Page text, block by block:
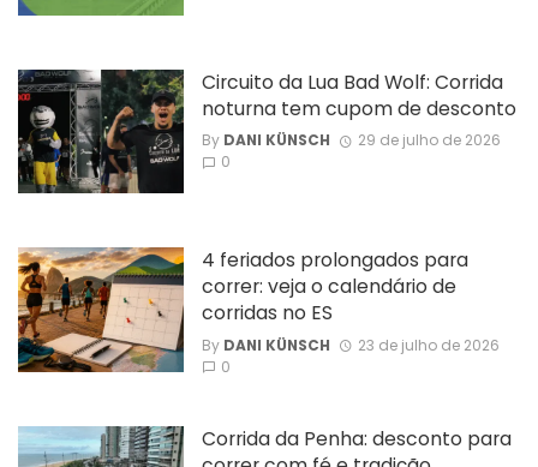
Circuito da Lua Bad Wolf: Corrida
noturna tem cupom de desconto
By DANI KÜNSCH
29 de julho de 2026
0
4 feriados prolongados para
correr: veja o calendário de
corridas no ES
By DANI KÜNSCH
23 de julho de 2026
0
Corrida da Penha: desconto para